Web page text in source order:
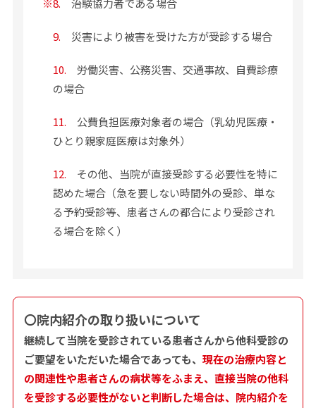
※8. 治験協力者である場合
9. 災害により被害を受けた方が受診する場合
10.
労働災害、公務災害、交通事故、自費診療
の場合
11.
公費負担医療対象者の場合（乳幼児医療・
ひとり親家庭医療は対象外）
12.
その他、当院が直接受診する必要性を特に
認めた場合（急を要しない時間外の受診、単な
る予約受診等、患者さんの都合により受診され
る場合を除く）
〇院内紹介の取り扱いについて
継続して当院を受診されている患者さんから他科受診の
ご要望をいただいた場合であっても、 現在の治療内容と
の関連性や患者さんの病状等をふまえ、直接当院の他科
を受診する必要性がないと判断した場合は、院内紹介を